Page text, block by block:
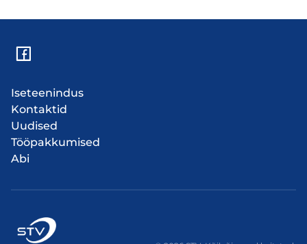
Iseteenindus
Kontaktid
Uudised
Tööpakkumised
Abi